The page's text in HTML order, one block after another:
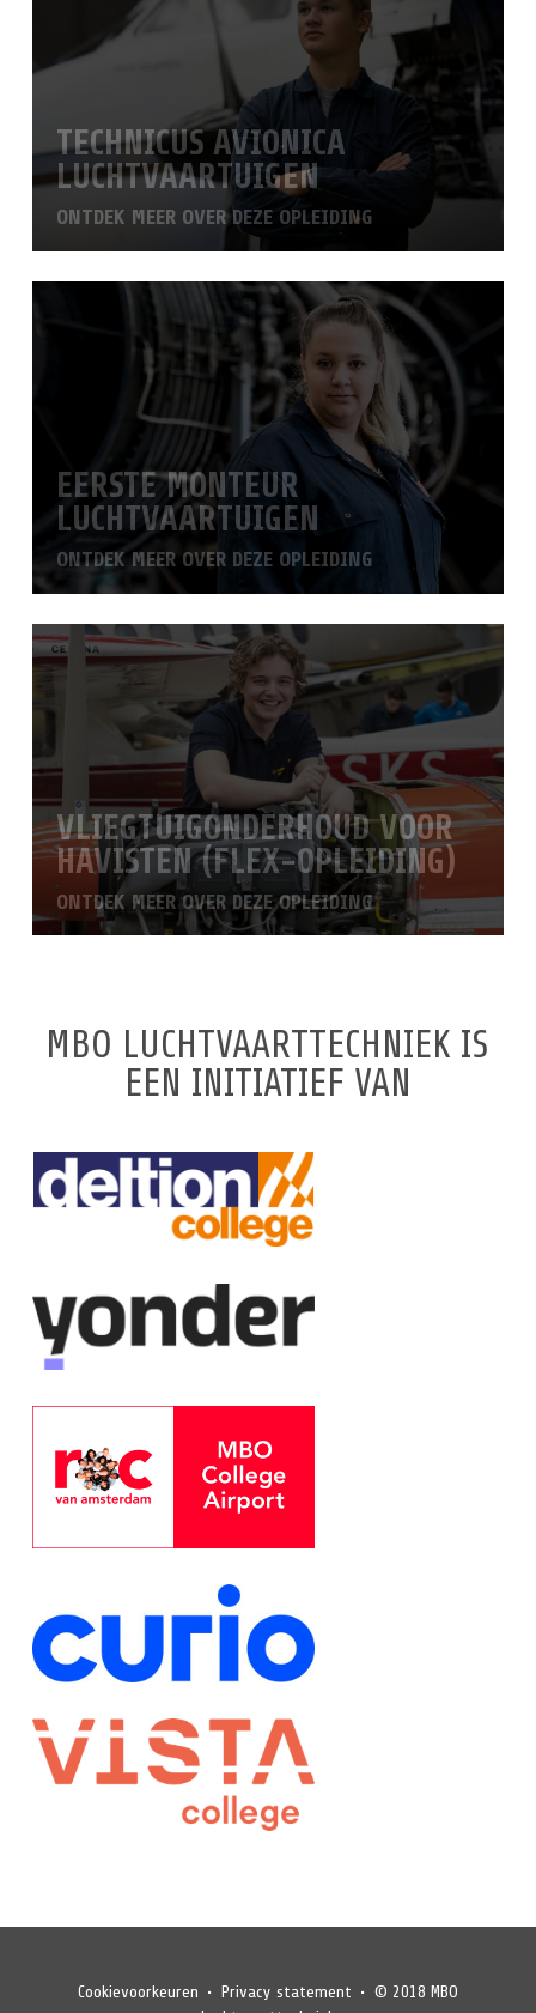
TECHNICUS AVIONICA
LUCHTVAARTUIGEN
ONTDEK MEER OVER DEZE OPLEIDING
EERSTE MONTEUR
LUCHTVAARTUIGEN
ONTDEK MEER OVER DEZE OPLEIDING
VLIEGTUIGONDERHOUD VOOR
HAVISTEN (FLEX-OPLEIDING)
ONTDEK MEER OVER DEZE OPLEIDING
MBO LUCHTVAARTTECHNIEK IS
EEN INITIATIEF VAN
Cookievoorkeuren Privacy statement
© 2018 MBO